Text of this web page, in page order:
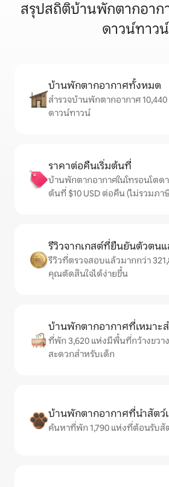
สรุปสถิติบ้านพักตากอาก
ดาวน์ทาวน์
บ้านพักตากอากาศทั้งหมด
สำรวจบ้านพักตากอากาศ 10,440
ดาวน์ทาวน์
ราคาต่อคืนเริ่มต้นที่
บ้านพักตากอากาศในโทรอนโตด
ต้นที่ $10 USD ต่อคืน (ไม่รวมภา
รีวิวจากเกสต์ที่ยืนยันตัวตนแ
รีวิวที่ตรวจสอบแล้วมากกว่า
คุณตัดสินใจได้ง่ายขึ้น
บ้านพักตากอากาศที่เหมาะ
ที่พัก 3,620 แห่งมีพื้นที่กว้างขวา
สะดวกสำหรับเด็ก
บ้านพักตากอากาศที่นำสัตว์
ค้นหาที่พัก 1,790 แห่งที่ต้อนรับสั